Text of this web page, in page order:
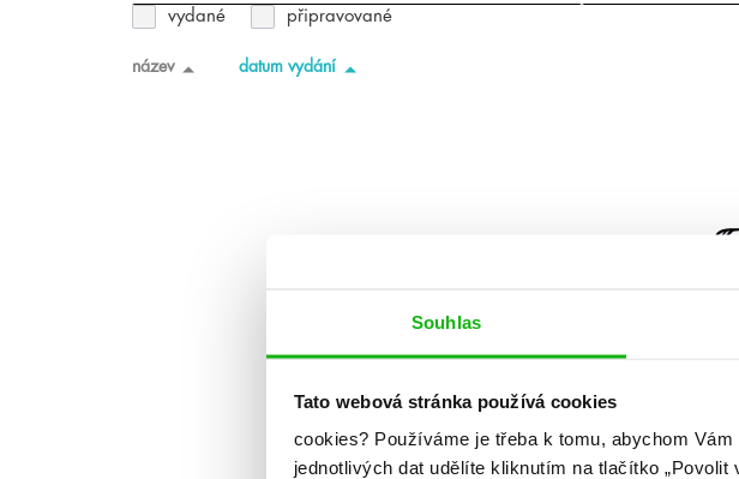
Souhlas
Tato webová stránka používá cookies
cookies? Používáme je třeba k tomu, abychom
jednotlivých dat udělíte kliknutím na tlačítko „Povolit
vydané připravované
název datum vydání